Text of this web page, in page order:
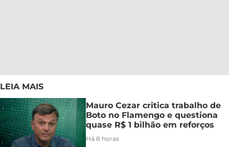
LEIA MAIS
Mauro Cezar critica trabalho de
Boto no Flamengo e questiona
quase R$ 1 bilhão em reforços
Há 8 horas